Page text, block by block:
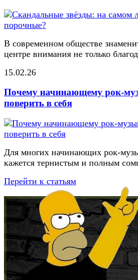
В современном обществе
центре внимания не только
15.02.26
Почему начинающему рок-
поверить в себя
Для многих начинающих рок-
кажется тернистым и полным
Перейти к статьям